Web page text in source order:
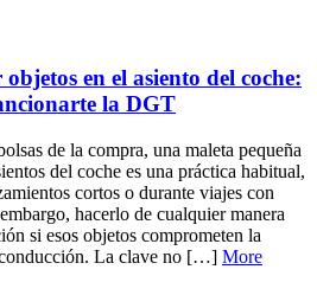
en el asiento del coche:
la DGT
de la compra, una maleta pequeña
del coche es una práctica habitual,
cortos o durante viajes con
hacerlo de cualquier manera
si esos objetos comprometen la
La clave no […] More